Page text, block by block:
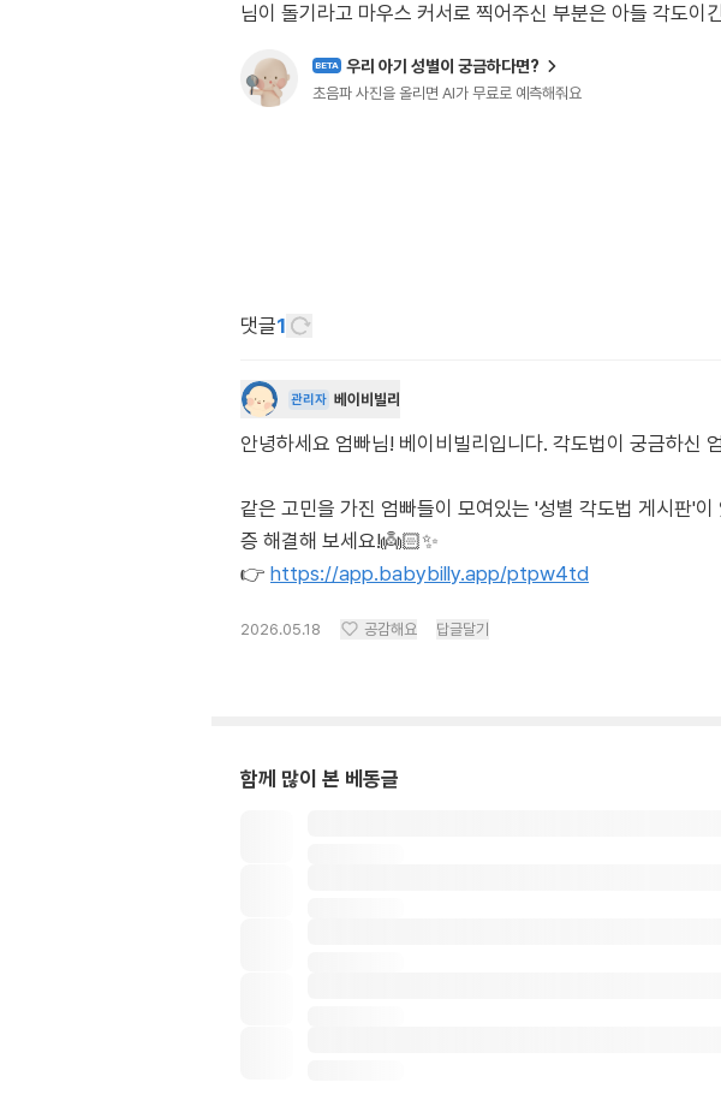
님이 돌기라고 마우스 커서로 찍어주신 부분은 아들 각도이
BETA 우리 아기 성별이 궁금하다면?
초음파 사진을 올리면 AI가 무료로 예측해줘요
댓글1
관리자 베이비빌리
안녕하세요 엄빠님! 베이비빌리입니다. 각도법이 궁금하신
같은 고민을 가진 엄빠들이 모여있는 '성별 각도법 게시판'
증 해결해 보세요!👼🏻✨
👉 https://app.babybilly.app/ptpw4td
2026.05.18 공감해요 답글달기
함께 많이 본 베동글